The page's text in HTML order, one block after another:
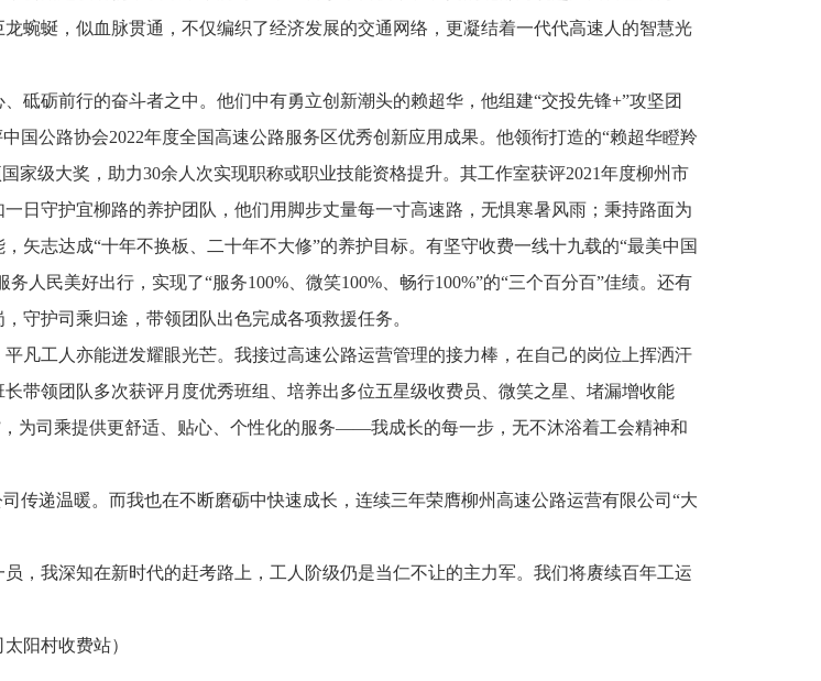
蜒，似血脉贯通，不仅编织了经济发展的交通网络，更凝结着一代代高速人的智慧光
砥砺前行的奋斗者之中。他们中有勇立创新潮头的赖超华，他组建“交投先锋+”攻坚团
国公路协会2022年度全国高速公路服务区优秀创新应用成果。他领衔打造的“赖超华瞪羚
家级大奖，助力30余人次实现职称或职业技能资格提升。其工作室获评2021年度柳州市
日守护宜柳路的养护团队，他们用脚步丈量每一寸高速路，无惧寒暑风雨；秉持路面为
矢志达成“十年不换板、二十年不大修”的养护目标。有坚守收费一线十九载的“最美中国
人民美好出行，实现了“服务100%、微笑100%、畅行100%”的“三个百分百”佳绩。还有
守护司乘归途，带领团队出色完成各项救援任务。
凡工人亦能迸发耀眼光芒。我接过高速公路运营管理的接力棒，在自己的岗位上挥洒汗
带领团队多次获评月度优秀班组、培养出多位五星级收费员、微笑之星、堵漏增收能
为司乘提供更舒适、贴心、个性化的服务——我成长的每一步，无不沐浴着工会精神和
传递温暖。而我也在不断磨砺中快速成长，连续三年荣膺柳州高速公路运营有限公司“大
，我深知在新时代的赶考路上，工人阶级仍是当仁不让的主力军。我们将赓续百年工运
阳村收费站）